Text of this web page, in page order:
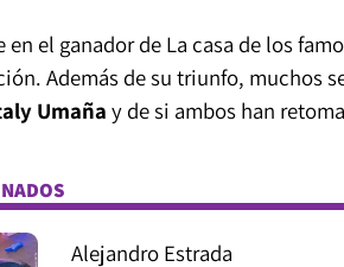
en el ganador de La casa de los
Además de su triunfo, muchos
Umaña y de si ambos han
Alejandro Estrada